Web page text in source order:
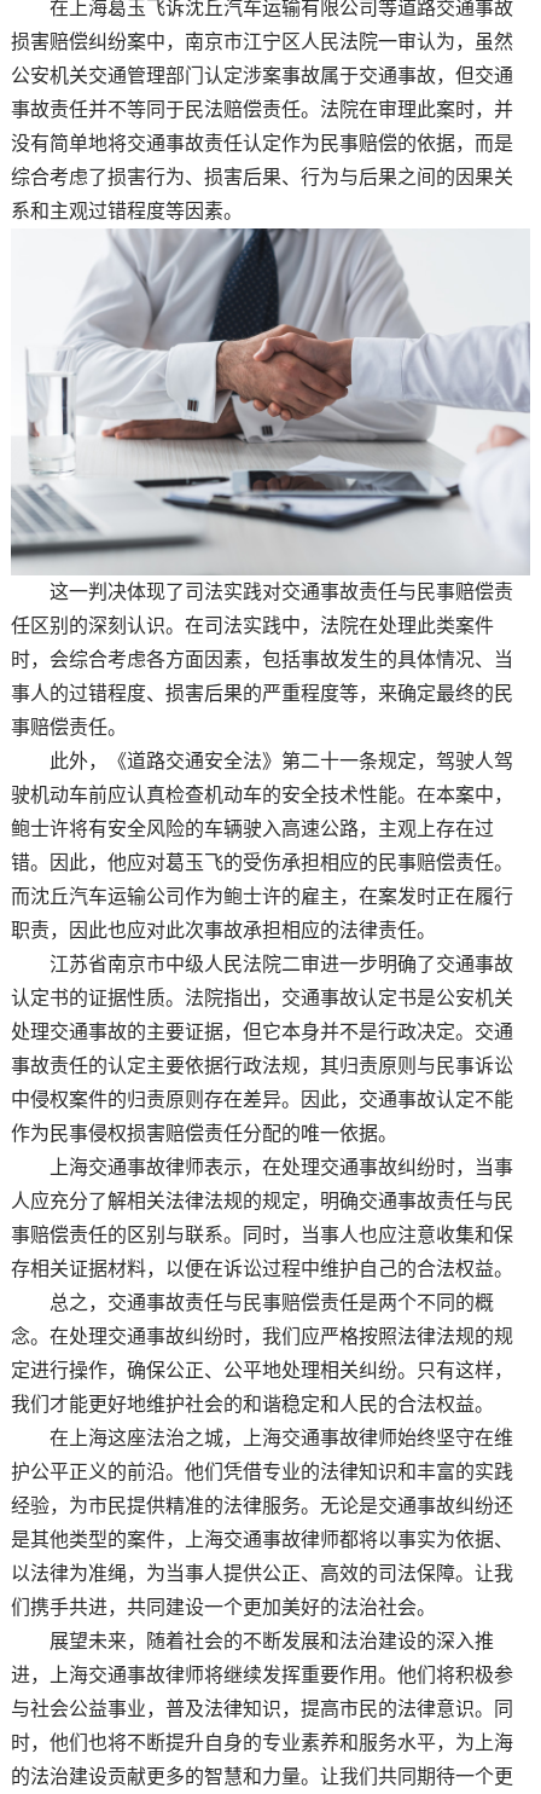
在上海葛玉飞诉沈丘汽车运输有限公司等道路交通事故
损害赔偿纠纷案中，南京市江宁区人民法院一审认为，虽然
公安机关交通管理部门认定涉案事故属于交通事故，但交通
事故责任并不等同于民法赔偿责任。法院在审理此案时，并
没有简单地将交通事故责任认定作为民事赔偿的依据，而是
综合考虑了损害行为、损害后果、行为与后果之间的因果关
系和主观过错程度等因素。
这一判决体现了司法实践对交通事故责任与民事赔偿责
任区别的深刻认识。在司法实践中，法院在处理此类案件
时，会综合考虑各方面因素，包括事故发生的具体情况、当
事人的过错程度、损害后果的严重程度等，来确定最终的民
事赔偿责任。
此外，《道路交通安全法》第二十一条规定，驾驶人驾
驶机动车前应认真检查机动车的安全技术性能。在本案中，
鲍士许将有安全风险的车辆驶入高速公路，主观上存在过
错。因此，他应对葛玉飞的受伤承担相应的民事赔偿责任。
而沈丘汽车运输公司作为鲍士许的雇主，在案发时正在履行
职责，因此也应对此次事故承担相应的法律责任。
江苏省南京市中级人民法院二审进一步明确了交通事故
认定书的证据性质。法院指出，交通事故认定书是公安机关
处理交通事故的主要证据，但它本身并不是行政决定。交通
事故责任的认定主要依据行政法规，其归责原则与民事诉讼
中侵权案件的归责原则存在差异。因此，交通事故认定不能
作为民事侵权损害赔偿责任分配的唯一依据。
上海交通事故律师表示，在处理交通事故纠纷时，当事
人应充分了解相关法律法规的规定，明确交通事故责任与民
事赔偿责任的区别与联系。同时，当事人也应注意收集和保
存相关证据材料，以便在诉讼过程中维护自己的合法权益。
总之，交通事故责任与民事赔偿责任是两个不同的概
念。在处理交通事故纠纷时，我们应严格按照法律法规的规
定进行操作，确保公正、公平地处理相关纠纷。只有这样，
我们才能更好地维护社会的和谐稳定和人民的合法权益。
在上海这座法治之城，上海交通事故律师始终坚守在维
护公平正义的前沿。他们凭借专业的法律知识和丰富的实践
经验，为市民提供精准的法律服务。无论是交通事故纠纷还
是其他类型的案件，上海交通事故律师都将以事实为依据、
以法律为准绳，为当事人提供公正、高效的司法保障。让我
们携手共进，共同建设一个更加美好的法治社会。
展望未来，随着社会的不断发展和法治建设的深入推
进，上海交通事故律师将继续发挥重要作用。他们将积极参
与社会公益事业，普及法律知识，提高市民的法律意识。同
时，他们也将不断提升自身的专业素养和服务水平，为上海
的法治建设贡献更多的智慧和力量。让我们共同期待一个更